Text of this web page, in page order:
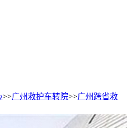
>>广州救护车转院>>广州跨省救